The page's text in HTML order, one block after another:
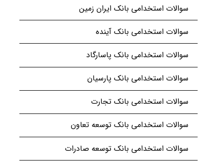
سوالات استخدامی بانک ایران زمین
سوالات استخدامی بانک آینده
سوالات استخدامی بانک پاسارگاد
سوالات استخدامی بانک پارسیان
سوالات استخدامی بانک تجارت
سوالات استخدامی بانک توسعه تعاون
سوالات استخدامی بانک توسعه صادرات